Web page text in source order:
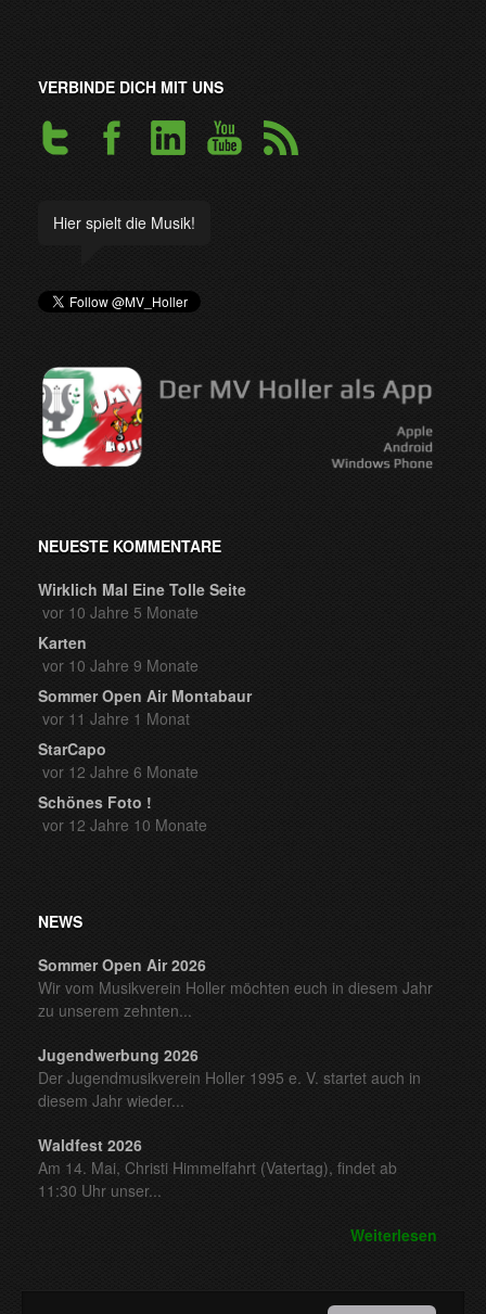
VERBINDE DICH MIT UNS
Hier spielt die Musik!
NEUESTE KOMMENTARE
Wirklich Mal Eine Tolle Seite
vor 10 Jahre 5 Monate
Karten
vor 10 Jahre 9 Monate
Sommer Open Air Montabaur
vor 11 Jahre 1 Monat
StarCapo
vor 12 Jahre 6 Monate
Schönes Foto !
vor 12 Jahre 10 Monate
NEWS
Sommer Open Air 2026
Wir vom Musikverein Holler möchten euch in diesem Jahr
zu unserem zehnten...
Jugendwerbung 2026
Der Jugendmusikverein Holler 1995 e. V. startet auch in
diesem Jahr wieder...
Waldfest 2026
Am 14. Mai, Christi Himmelfahrt (Vatertag), findet ab
11:30 Uhr unser...
Weiterlesen